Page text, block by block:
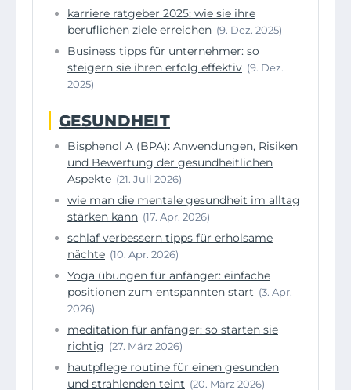
karriere ratgeber 2025: wie sie ihre
beruflichen ziele erreichen (9. Dez. 2025)
Business tipps für unternehmer: so
steigern sie ihren erfolg effektiv (9. Dez.
2025)
GESUNDHEIT
Bisphenol A (BPA): Anwendungen, Risiken
und Bewertung der gesundheitlichen
Aspekte (21. Juli 2026)
wie man die mentale gesundheit im alltag
stärken kann (17. Apr. 2026)
schlaf verbessern tipps für erholsame
nächte (10. Apr. 2026)
Yoga übungen für anfänger: einfache
positionen zum entspannten start (3. Apr.
2026)
meditation für anfänger: so starten sie
richtig (27. März 2026)
hautpflege routine für einen gesunden
und strahlenden teint (20. März 2026)